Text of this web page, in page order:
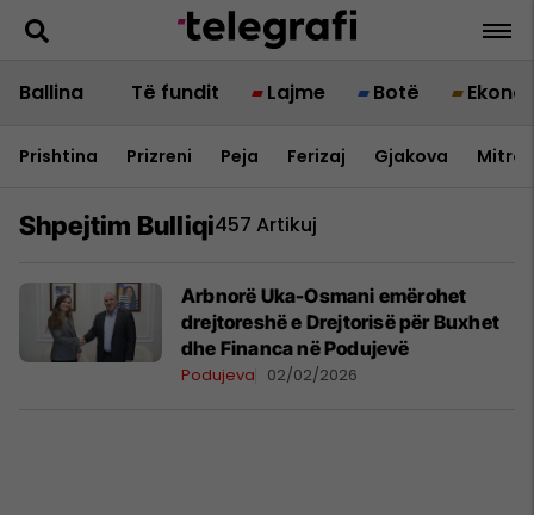
Ballina Të fundit Lajme Botë
Prishtina Prizreni Peja Ferizaj Gjakova
Shpejtim Bulliqi457 Artikuj
Arbnorë Uka-Osmani emërohet
drejtoreshë e Drejtorisë për Buxhet
dhe Financa në Podujevë
Podujeva 02/02/2026